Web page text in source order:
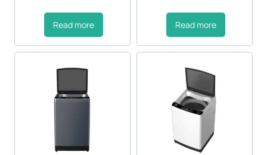
Read more Read more